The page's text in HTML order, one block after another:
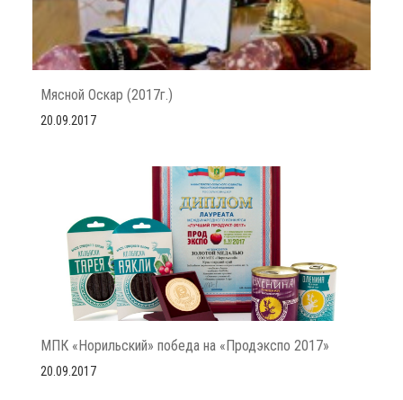
Мясной Оскар (2017г.)
20.09.2017
МПК «Норильский» победа на «Продэкспо 2017»
20.09.2017